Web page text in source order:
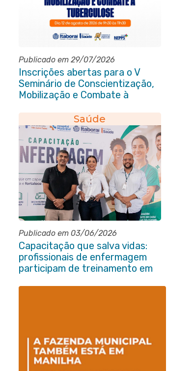
Publicado em 29/07/2026
Inscrições abertas para o V
Seminário de Conscientização,
Mobilização e Combate à
Saúde
Publicado em 03/06/2026
Capacitação que salva vidas:
profissionais de enfermagem
participam de treinamento em